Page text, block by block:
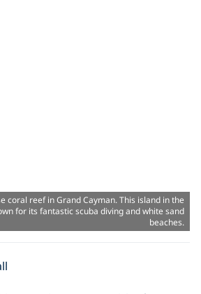
coral reef in Grand Cayman. This island in the
for its fantastic scuba diving and white sand
beaches.